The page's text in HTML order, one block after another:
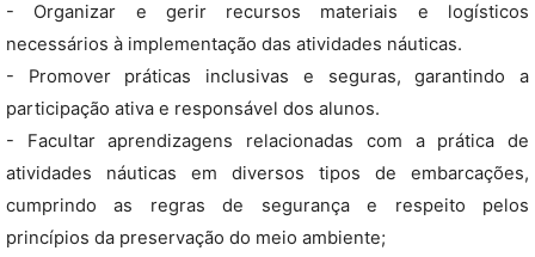
- Organizar e gerir recursos materiais e logísticos
necessários à implementação das atividades náuticas.
- Promover práticas inclusivas e seguras, garantindo a
participação ativa e responsável dos alunos.
- Facultar aprendizagens relacionadas com a prática de
atividades náuticas em diversos tipos de embarcações,
cumprindo as regras de segurança e respeito pelos
princípios da preservação do meio ambiente;